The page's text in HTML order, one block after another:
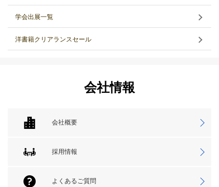
学会出展一覧
洋書籍クリアランスセール
会社情報
会社概要
採用情報
よくあるご質問